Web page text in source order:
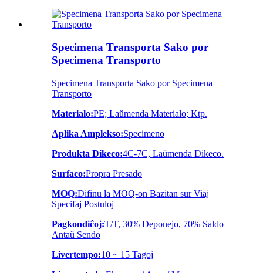
Specimena Transporta Sako por
Specimena Transporto
Specimena Transporta Sako por Specimena
Transporto
Materialo:PE; Laŭmenda Materialo; Ktp.
Aplika Amplekso:Specimeno
Produkta Dikeco:4C-7C, Laŭmenda Dikeco.
Surfaco:Propra Presado
MOQ:Difinu la MOQ-on Bazitan sur Viaj
Specifaj Postuloj
Pagkondiĉoj:T/T, 30% Deponejo, 70% Saldo
Antaŭ Sendo
Livertempo:10 ~ 15 Tagoj